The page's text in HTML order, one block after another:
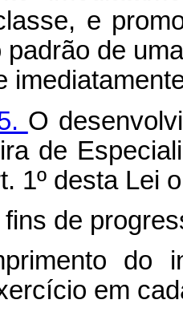
e
padrão de
O
de
1º desta Lei
fins de
do
em